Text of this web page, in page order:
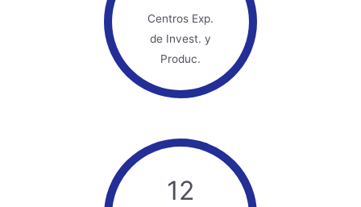
Centros Exp.
de Invest. y
Produc.
12